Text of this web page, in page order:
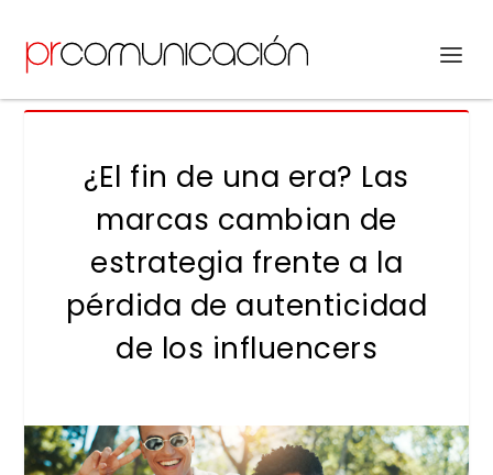
¿El fin de una era? Las
marcas cambian de
estrategia frente a la
pérdida de autenticidad
de los influencers